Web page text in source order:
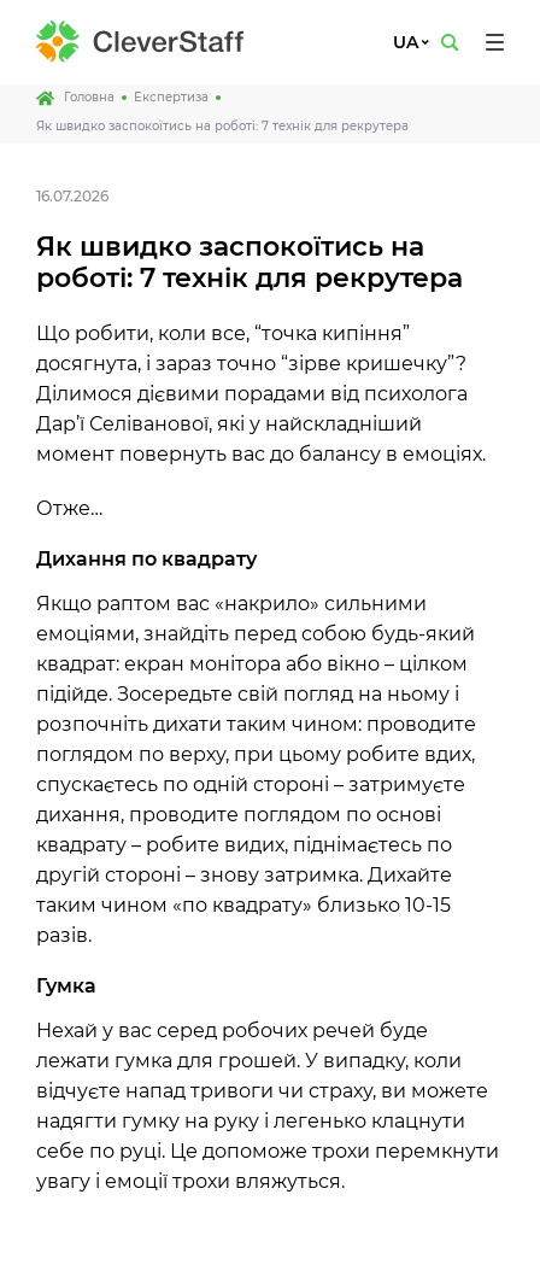
UA
Головна
Експертиза
Як швидко заспокоїтись на роботі: 7 технік для рекрутера
16.07.2026
Як швидко заспокоїтись на
роботі: 7 технік для рекрутера
Що робити, коли все, “точка кипіння”
досягнута, і зараз точно “зірве кришечку”?
Ділимося дієвими порадами від психолога
Дар’ї Селіванової, які у найскладніший
момент повернуть вас до балансу в емоціях.
Отже…
Дихання по квадрату
Якщо раптом вас «накрило» сильними
емоціями, знайдіть перед собою будь-який
квадрат: екран монітора або вікно – цілком
підійде. Зосередьте свій погляд на ньому і
розпочніть дихати таким чином: проводите
поглядом по верху, при цьому робите вдих,
спускаєтесь по одній стороні – затримуєте
дихання, проводите поглядом по основі
квадрату – робите видих, піднімаєтесь по
другій стороні – знову затримка. Дихайте
таким чином «по квадрату» близько 10-15
разів.
Гумка
Нехай у вас серед робочих речей буде
лежати гумка для грошей. У випадку, коли
відчуєте напад тривоги чи страху, ви можете
надягти гумку на руку і легенько клацнути
себе по руці. Це допоможе трохи перемкнути
увагу і емоції трохи вляжуться.